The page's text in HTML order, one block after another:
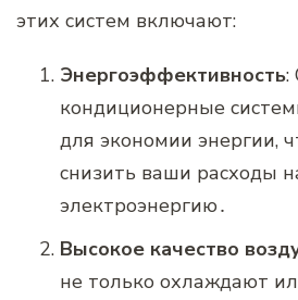
этих систем включают:
Энергоэффективность:
кондиционерные
для экономии энергии‚
снизить ваши расходы
электроэнергию․
Высокое качество
не только охлаждают